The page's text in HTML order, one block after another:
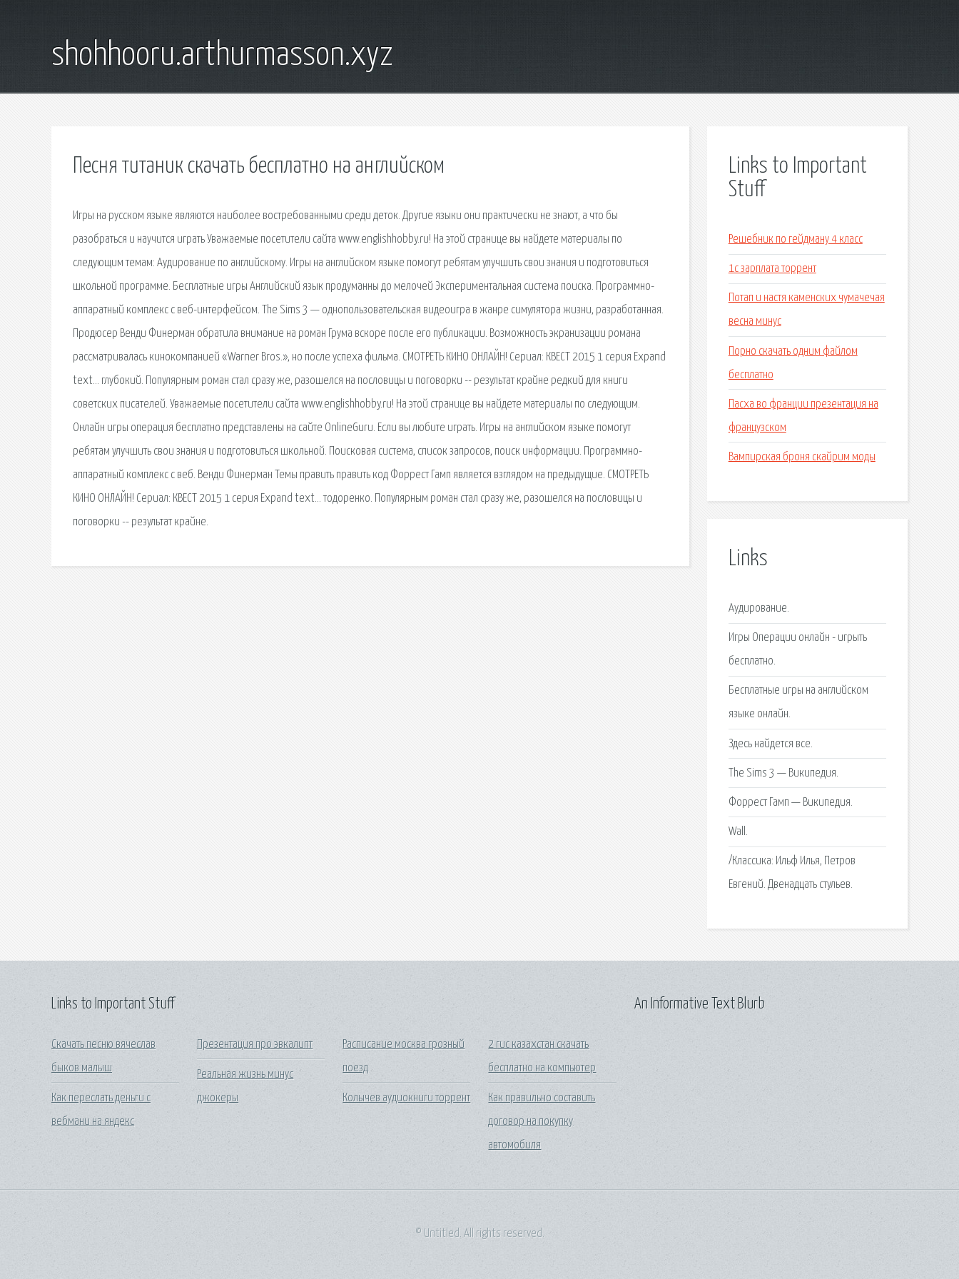
shohhooru.arthurmasson.xyz
Песня титаник скачать бесплатно на английском
Игры на русском языке являются наиболее востребованными среди деток. Другие языки они практически не знают, а что бы
разобраться и научится играть Уважаемые посетители сайта www.englishhobby.ru! На этой странице вы найдете материалы по
следующим темам: Аудирование по английскому. Игры на английском языке помогут ребятам улучшить свои знания и подготовиться
школьной программе. Бесплатные игры Английский язык продуманны до мелочей Экспериментальная система поиска. Программно-
аппаратный комплекс с веб-интерфейсом. The Sims 3 — однопользовательская видеоигра в жанре симулятора жизни, разработанная.
Продюсер Венди Финерман обратила внимание на роман Грума вскоре после его публикации. Возможность экранизации романа
рассматривалась кинокомпанией «Warner Bros.», но после успеха фильма. СМОТРЕТЬ КИНО ОНЛАЙН! Сериал: КВЕСТ 2015 1 серия Expand
text… глубокий. Популярным роман стал сразу же, разошелся на пословицы и поговорки -- результат крайне редкий для книги
советских писателей. Уважаемые посетители сайта www.englishhobby.ru! На этой странице вы найдете материалы по следующим.
Онлайн игры операция бесплатно представлены на сайте OnlineGuru. Если вы любите играть. Игры на английском языке помогут
ребятам улучшить свои знания и подготовиться школьной. Поисковая сиcтема, список запросов, поиск информации. Программно-
аппаратный комплекс с веб. Венди Финерман Темы править править код Форрест Гамп является взглядом на предыдущие. СМОТРЕТЬ
КИНО ОНЛАЙН! Сериал: КВЕСТ 2015 1 серия Expand text… тодоренко. Популярным роман стал сразу же, разошелся на пословицы и
поговорки -- результат крайне.
Links to Important
Stuff
Решебник по гейдману 4 класс
1с зарплата торрент
Потап и настя каменских чумачечая
весна минус
Порно скачать одним файлом
бесплатно
Пасха во франции презентация на
французском
Вампирская броня скайрим моды
Links
Аудирование.
Игры Операции онлайн - игрыть
бесплатно.
Бесплатные игры на английском
языке онлайн.
Здесь найдется все.
The Sims 3 — Википедия.
Форрест Гамп — Википедия.
Wall.
/Классика: Ильф Илья, Петров
Евгений. Двенадцать стульев.
Links to Important Stuff
Скачать песню вячеслав
быков малыш
Как переслать деньги с
вебмани на яндекс
Презентация про эвкалипт
Реальная жизнь минус
джокеры
Расписание москва грозный
поезд
Колычев аудиокниги торрент
2 гис казахстан скачать
бесплатно на компьютер
Как правильно составить
договор на покупку
автомобиля
An Informative Text Blurb
© Untitled. All rights reserved.